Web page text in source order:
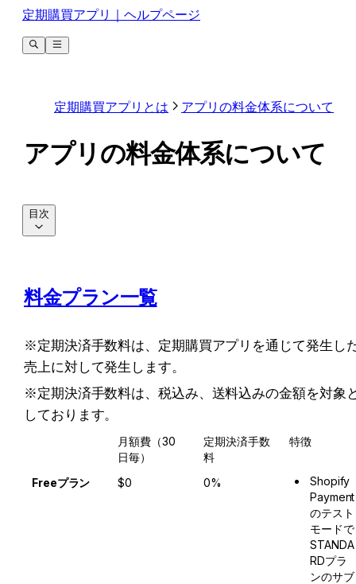
定期購買アプリ｜ヘルプページ
定期購買アプリとは アプリの料金体系について
アプリの料金体系について
料金プラン一覧
※定期決済手数料は、定期購買アプリを通じて発生し
売上に対して発生します。
※定期決済手数料は、税込み、送料込みの金額を対象
しております。
月額費（30
日毎）
定期決済手数
料
特徴
Freeプラン $0 0%
Shopify
Payment
のテスト
モードで
STANDA
RDプラ
ンのサブ
目次